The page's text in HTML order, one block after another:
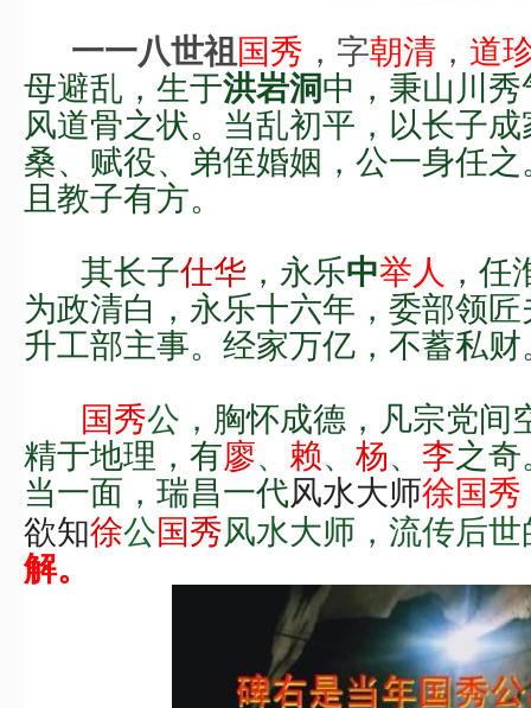
一一八世祖国秀 ，字朝清 ， 道
母避乱，生于洪岩洞中，秉山川
风道骨之状。当乱初平，以长子
桑、赋役、弟侄婚姻，公一身任
且教子有方。
其长子仕华 ，永乐中举人 ，
为政清白，永乐十六年，委部领
升工部主事。 经家万亿，不蓄私财
国秀公， 胸怀成德， 凡宗党间
精于地理，有廖、 赖、 杨、 李之
当一面，瑞昌一代风水大师徐国
欲知徐公国秀风水大师， 流传后
解。